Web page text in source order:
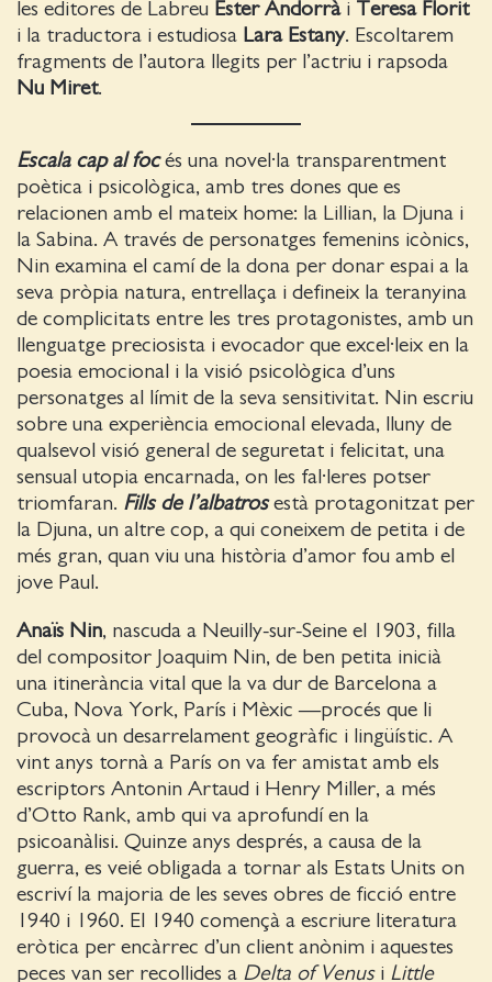
les editores de Labreu Ester Andorrài Teresa Florit
i la traductora i estudiosa Lara Estany. Escoltarem
fragments de l’autora llegits per l’actriu i rapsoda
Nu Miret.
Escala cap al focés una novel·la transparentment
poètica i psicològica, amb tres dones que es
relacionen amb el mateix home: la Lillian, la Djuna i
la Sabina. A través de personatges femenins icònics,
Nin examina el camí de la dona per donar espai a la
seva pròpia natura, entrellaça i defineix la teranyina
de complicitats entre les tres protagonistes, amb un
llenguatge preciosista i evocador que excel·leix en la
poesia emocional i la visió psicològica d’uns
personatges al límit de la seva sensitivitat. Nin escriu
sobre una experiència emocional elevada, lluny de
qualsevol visió general de seguretat i felicitat, una
sensual utopia encarnada, on les fal·leres potser
triomfaran. Fills de l’albatrosestà protagonitzat per
la Djuna, un altre cop, a qui coneixem de petita i de
més gran, quan viu una història d’amor fou amb el
jove Paul.
Anaïs Nin, nascuda a Neuilly-sur-Seine el 1903, filla
del compositor Joaquim Nin, de ben petita inicià
una itinerància vital que la va dur de Barcelona a
Cuba, Nova York, París i Mèxic —procés que li
provocà un desarrelament geogràfic i lingüístic. A
vint anys tornà a París on va fer amistat amb els
escriptors Antonin Artaud i Henry Miller, a més
d’Otto Rank, amb qui va aprofundí en la
psicoanàlisi. Quinze anys després, a causa de la
guerra, es veié obligada a tornar als Estats Units on
escriví la majoria de les seves obres de ficció entre
1940 i 1960. El 1940 començà a escriure literatura
eròtica per encàrrec d’un client anònim i aquestes
peces van ser recollides a Delta of Venusi Little